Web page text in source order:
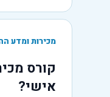
מכירות ומדע
קורס
אישי?